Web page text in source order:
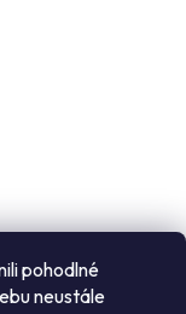
pohodlné
neustále